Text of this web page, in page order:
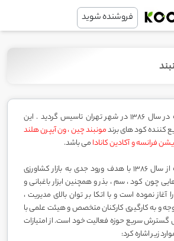
فروشنده شوید
شرکت آرمان سبز آدینه در سال 1386 در شهر تهران تاسیس گردید . این
کننده کود های برندمونبند چین ، ون آیپرن هلند
فرانسه و آکادین کانادامی باشد.
شرکت آرمان سبز آدینه از سال 1386 با هدف ورود جدی به بازار کشاورزی
چون کود ، سم ، بذر و همچنین ابزار باغبانی و
نموده است و با اتکا بر توان بالای مدیریت ،
و به کارگیری کارکنان متخصص و هیئت علمی با
گسترش سریع حوزه فعالیت خود است. از امتیازات
زیر اشاره کرد: